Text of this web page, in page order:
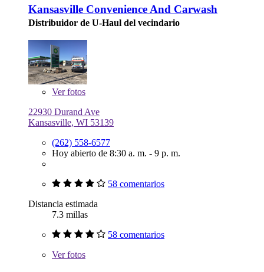
Kansasville Convenience And Carwash
Distribuidor de U-Haul del vecindario
Verfotos
22930 Durand Ave
Kansasville, WI 53139
(262) 558-6577
Hoy abierto de 8:30 a. m. - 9 p. m.
58 comentarios
Distancia estimada
7.3 millas
58 comentarios
Verfotos